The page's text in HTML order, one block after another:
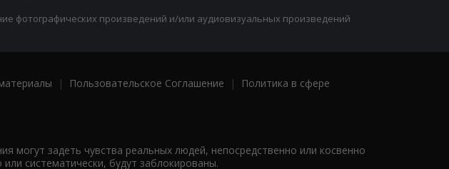
фотографических произведений и/или аудиовизуальных произведений
| Пользовательское Соглашение |
Политика в сфере
задеть чувства реальных людей, непосредственно или косвенно
систематически, будут заблокированы.